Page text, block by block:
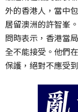
外的香港人，當中
居留澳洲的許智峯
問時表示，香港當
全不能接受。他們
保護，絕對不應受